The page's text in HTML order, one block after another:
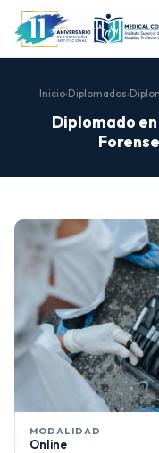
Inicio›Diplomados›
Diplomado
MODALIDAD
Online